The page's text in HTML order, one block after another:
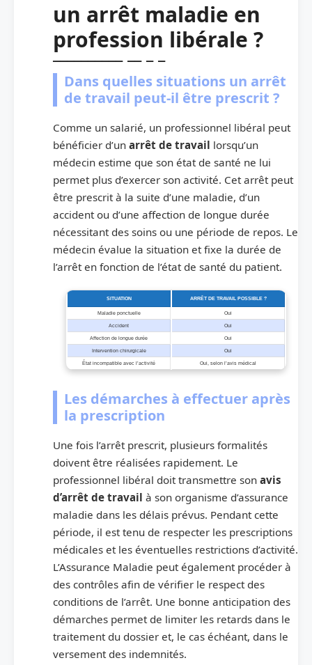
un arrêt maladie en
profession libérale ?
Dans quelles situations un arrêt
de travail peut-il être prescrit ?
Comme un salarié, un professionnel libéral peut
bénéficier d’un arrêt de travail lorsqu’un
médecin estime que son état de santé ne lui
permet plus d’exercer son activité. Cet arrêt peut
être prescrit à la suite d’une maladie, d’un
accident ou d’une affection de longue durée
nécessitant des soins ou une période de repos. Le
médecin évalue la situation et fixe la durée de
l’arrêt en fonction de l’état de santé du patient.
SITUATION ARRÊT DE TRAVAIL POSSIBLE ?
Maladie ponctuelle Oui
Accident Oui
Affection de longue durée Oui
Intervention chirurgicale Oui
État incompatible avec l’activité Oui, selon l’avis médical
Les démarches à effectuer après
la prescription
Une fois l’arrêt prescrit, plusieurs formalités
doivent être réalisées rapidement. Le
professionnel libéral doit transmettre son avis
d’arrêt de travail à son organisme d’assurance
maladie dans les délais prévus. Pendant cette
période, il est tenu de respecter les prescriptions
médicales et les éventuelles restrictions d’activité.
L’Assurance Maladie peut également procéder à
des contrôles afin de vérifier le respect des
conditions de l’arrêt. Une bonne anticipation des
démarches permet de limiter les retards dans le
traitement du dossier et, le cas échéant, dans le
versement des indemnités.